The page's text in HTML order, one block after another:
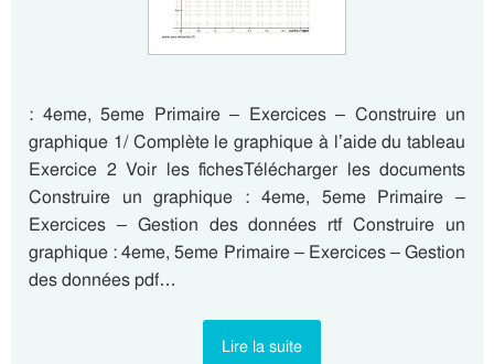
: 4eme, 5eme Primaire – Exercices – Construire un
graphique 1/ Complète le graphique à l’aide du tableau
Exercice 2 Voir les fichesTélécharger les documents
Construire un graphique : 4eme, 5eme Primaire –
Exercices – Gestion des données rtf Construire un
graphique : 4eme, 5eme Primaire – Exercices – Gestion
des données pdf…
Lire la suite